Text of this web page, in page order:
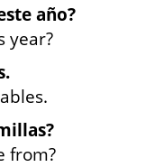
año?
year?
from?